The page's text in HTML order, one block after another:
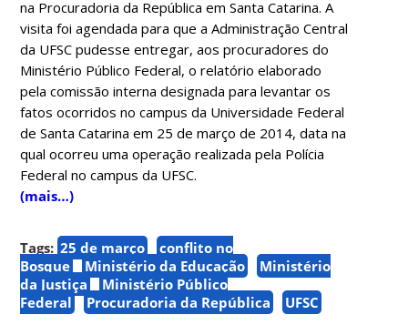
na Procuradoria da República em Santa Catarina. A
visita foi agendada para que a Administração Central
da UFSC pudesse entregar, aos procuradores do
Ministério Público Federal, o relatório elaborado
pela comissão interna designada para levantar os
fatos ocorridos no campus da Universidade Federal
de Santa Catarina em 25 de março de 2014, data na
qual ocorreu uma operação realizada pela Polícia
Federal no campus da UFSC.
(mais…)
Tags: 25 de março
conflito no
Bosque
Ministério da Educação
Ministério
da Justiça
Ministério Público
Federal
Procuradoria da República UFSC